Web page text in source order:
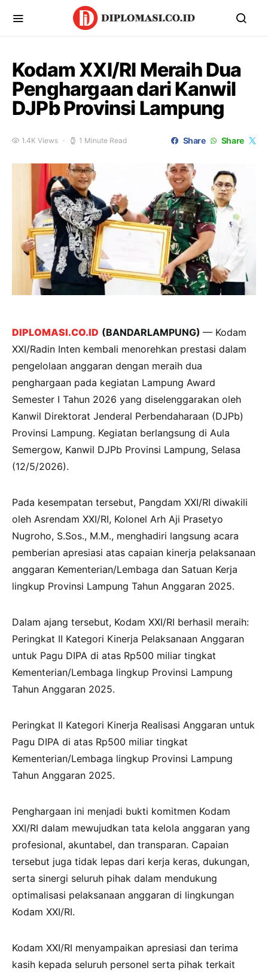
Kodam XXI/RI Meraih Dua
Penghargaan dari Kanwil
DJPb Provinsi Lampung
1.4K Views 1 Minute Read Share Share
DIPLOMASI.CO.ID (BANDARLAMPUNG) — Kodam
XXI/Radin Inten kembali menorehkan prestasi dalam
pengelolaan anggaran dengan meraih dua
penghargaan pada kegiatan Lampung Award
Semester I Tahun 2026 yang diselenggarakan oleh
Kanwil Direktorat Jenderal Perbendaharaan (DJPb)
Provinsi Lampung. Kegiatan berlangsung di Aula
Semergow, Kanwil DJPb Provinsi Lampung, Selasa
(12/5/2026).
Pada kesempatan tersebut, Pangdam XXI/RI diwakili
oleh Asrendam XXI/RI, Kolonel Arh Aji Prasetyo
Nugroho, S.Sos., M.M., menghadiri langsung acara
pemberian apresiasi atas capaian kinerja pelaksanaan
anggaran Kementerian/Lembaga dan Satuan Kerja
lingkup Provinsi Lampung Tahun Anggaran 2025.
Dalam ajang tersebut, Kodam XXI/RI berhasil meraih:
Peringkat II Kategori Kinerja Pelaksanaan Anggaran
untuk Pagu DIPA di atas Rp500 miliar tingkat
Kementerian/Lembaga lingkup Provinsi Lampung
Tahun Anggaran 2025.
Peringkat II Kategori Kinerja Realisasi Anggaran untuk
Pagu DIPA di atas Rp500 miliar tingkat
Kementerian/Lembaga lingkup Provinsi Lampung
Tahun Anggaran 2025.
Penghargaan ini menjadi bukti komitmen Kodam
XXI/RI dalam mewujudkan tata kelola anggaran yang
profesional, akuntabel, dan transparan. Capaian
tersebut juga tidak lepas dari kerja keras, dukungan,
serta sinergi seluruh pihak dalam mendukung
optimalisasi pelaksanaan anggaran di lingkungan
Kodam XXI/RI.
Kodam XXI/RI menyampaikan apresiasi dan terima
kasih kepada seluruh personel serta pihak terkait